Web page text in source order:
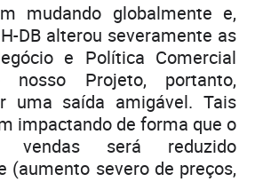
mudando globalmente e,
DB alterou severamente as
e Política Comercial
nosso Projeto, portanto,
uma saída amigável. Tais
impactando de forma que o
vendas será reduzido
(aumento severo de preços,